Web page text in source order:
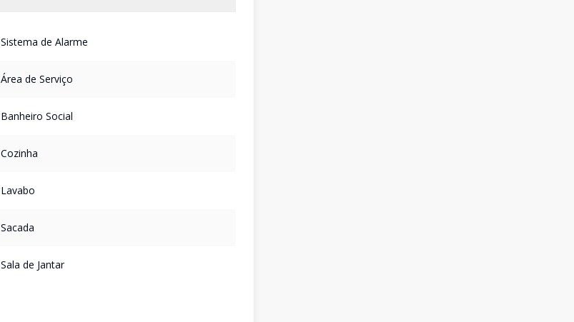
Sistema de Alarme
Área de Serviço
Banheiro Social
Cozinha
Lavabo
Sacada
Sala de Jantar